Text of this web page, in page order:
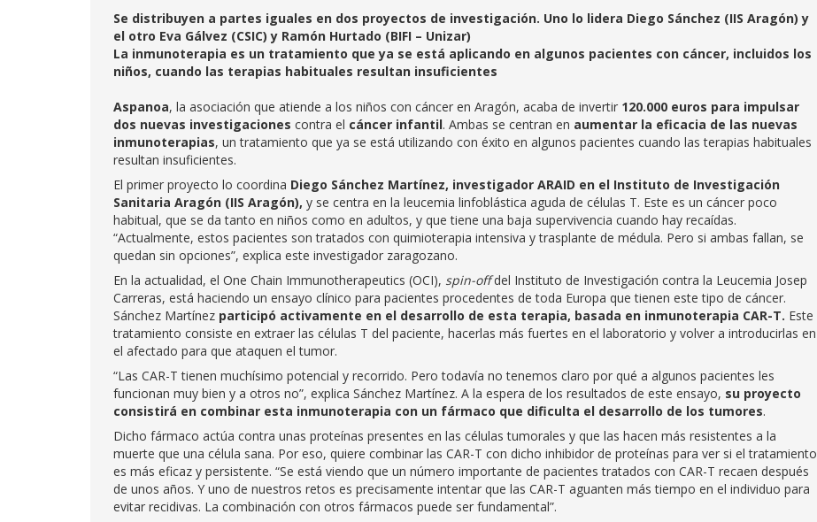
Se distribuyen a partes iguales en dos proyectos de investigación. Uno lo lidera Diego Sánchez (IIS Aragón) y
el otro Eva Gálvez (CSIC) y Ramón Hurtado (BIFI – Unizar)
La inmunoterapia es un tratamiento que ya se está aplicando en algunos pacientes con cáncer, incluidos los
niños, cuando las terapias habituales resultan insuficientes
Aspanoa, la asociación que atiende a los niños con cáncer en Aragón, acaba de invertir 120.000 euros para impulsar
dos nuevas investigaciones contra el cáncer infantil. Ambas se centran en aumentar la eficacia de las nuevas
inmunoterapias, un tratamiento que ya se está utilizando con éxito en algunos pacientes cuando las terapias habituales
resultan insuficientes.
El primer proyecto lo coordina Diego Sánchez Martínez, investigador ARAID en el Instituto de Investigación
Sanitaria Aragón (IIS Aragón), y se centra en la leucemia linfoblástica aguda de células T. Este es un cáncer poco
habitual, que se da tanto en niños como en adultos, y que tiene una baja supervivencia cuando hay recaídas.
“Actualmente, estos pacientes son tratados con quimioterapia intensiva y trasplante de médula. Pero si ambas fallan, se
quedan sin opciones”, explica este investigador zaragozano.
En la actualidad, el One Chain Immunotherapeutics (OCI), spin-offdel Instituto de Investigación contra la Leucemia Josep
Carreras, está haciendo un ensayo clínico para pacientes procedentes de toda Europa que tienen este tipo de cáncer.
Sánchez Martínez participó activamente en el desarrollo de esta terapia, basada en inmunoterapia CAR-T. Este
tratamiento consiste en extraer las células T del paciente, hacerlas más fuertes en el laboratorio y volver a introducirlas en
el afectado para que ataquen el tumor.
“Las CAR-T tienen muchísimo potencial y recorrido. Pero todavía no tenemos claro por qué a algunos pacientes les
funcionan muy bien y a otros no”, explica Sánchez Martínez. A la espera de los resultados de este ensayo, su proyecto
consistirá en combinar esta inmunoterapia con un fármaco que dificulta el desarrollo de los tumores.
Dicho fármaco actúa contra unas proteínas presentes en las células tumorales y que las hacen más resistentes a la
muerte que una célula sana. Por eso, quiere combinar las CAR-T con dicho inhibidor de proteínas para ver si el tratamiento
es más eficaz y persistente. “Se está viendo que un número importante de pacientes tratados con CAR-T recaen después
de unos años. Y uno de nuestros retos es precisamente intentar que las CAR-T aguanten más tiempo en el individuo para
evitar recidivas. La combinación con otros fármacos puede ser fundamental”.